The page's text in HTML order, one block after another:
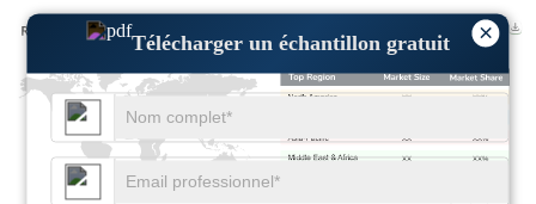
×
Télécharger un échantillon gratuit
XX%
XX
XX%
XX
XX%
XX